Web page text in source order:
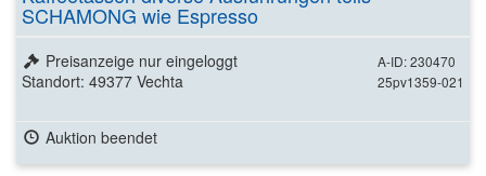
SCHAMONG wie Espresso
A-ID: 230470
25pv1359-021
Preisanzeige nur eingeloggt
Standort: 49377 Vechta
Auktion beendet